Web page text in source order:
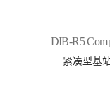
DIB-R5
紧凑型基